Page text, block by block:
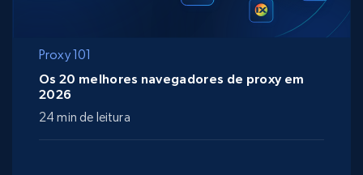
Proxy 101
Os 20 melhores navegadores de proxy em
2026
24 min de leitura